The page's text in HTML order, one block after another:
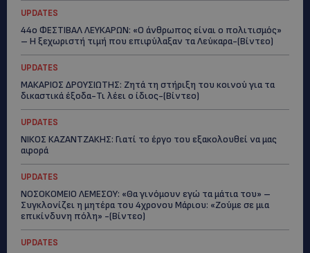
UPDATES
44ο ΦΕΣΤΙΒΑΛ ΛΕΥΚΑΡΩΝ: «Ο άνθρωπος είναι ο πολιτισμός»
– Η ξεχωριστή τιμή που επιφύλαξαν τα Λεύκαρα-(Βίντεο)
UPDATES
ΜΑΚΑΡΙΟΣ ΔΡΟΥΣΙΩΤΗΣ: Ζητά τη στήριξη του κοινού για τα
δικαστικά έξοδα-Τι λέει ο ίδιος-(Βίντεο)
UPDATES
ΝΙΚΟΣ ΚΑΖΑΝΤΖΑΚΗΣ: Γιατί το έργο του εξακολουθεί να μας
αφορά
UPDATES
ΝΟΣΟΚΟΜΕΙΟ ΛΕΜΕΣΟΥ: «Θα γινόμουν εγώ τα μάτια του» –
Συγκλονίζει η μητέρα του 4χρονου Μάριου: «Ζούμε σε μια
επικίνδυνη πόλη» -(Βίντεο)
UPDATES